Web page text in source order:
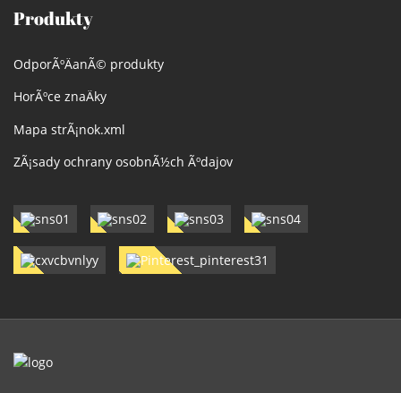
Produkty
OdporÃºÄanÃ© produkty
HorÃºce znaÄky
Mapa strÃ¡nok.xml
ZÃ¡sady ochrany osobnÃ½ch Ãºdajov